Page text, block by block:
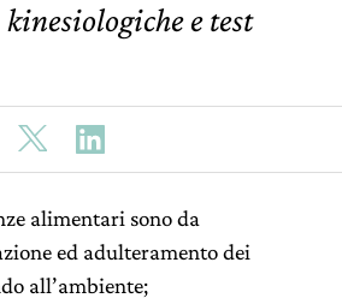
e test
alimentari sono da
ed adulteramento dei
all’ambiente;